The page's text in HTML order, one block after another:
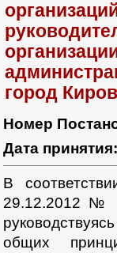
город
Номер
Дата
В
29.12.2012 №
общих